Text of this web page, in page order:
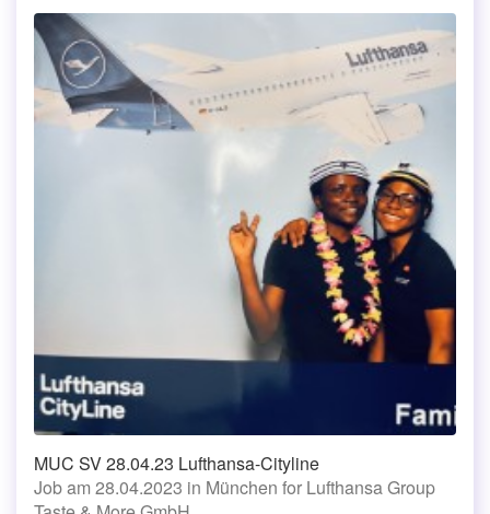
MUC SV 28.04.23 Lufthansa-Cityline
Job am 28.04.2023 in München for Lufthansa Group